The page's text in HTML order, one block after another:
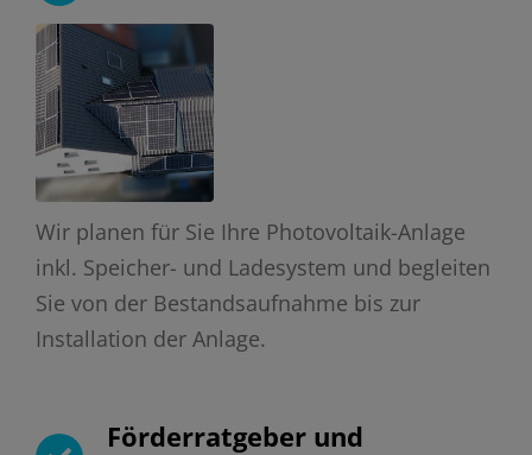
Wir planen für Sie Ihre Photovoltaik-Anlage
inkl. Speicher- und Ladesystem und begleiten
Sie von der Bestandsaufnahme bis zur
Installation der Anlage.
Förderratgeber und